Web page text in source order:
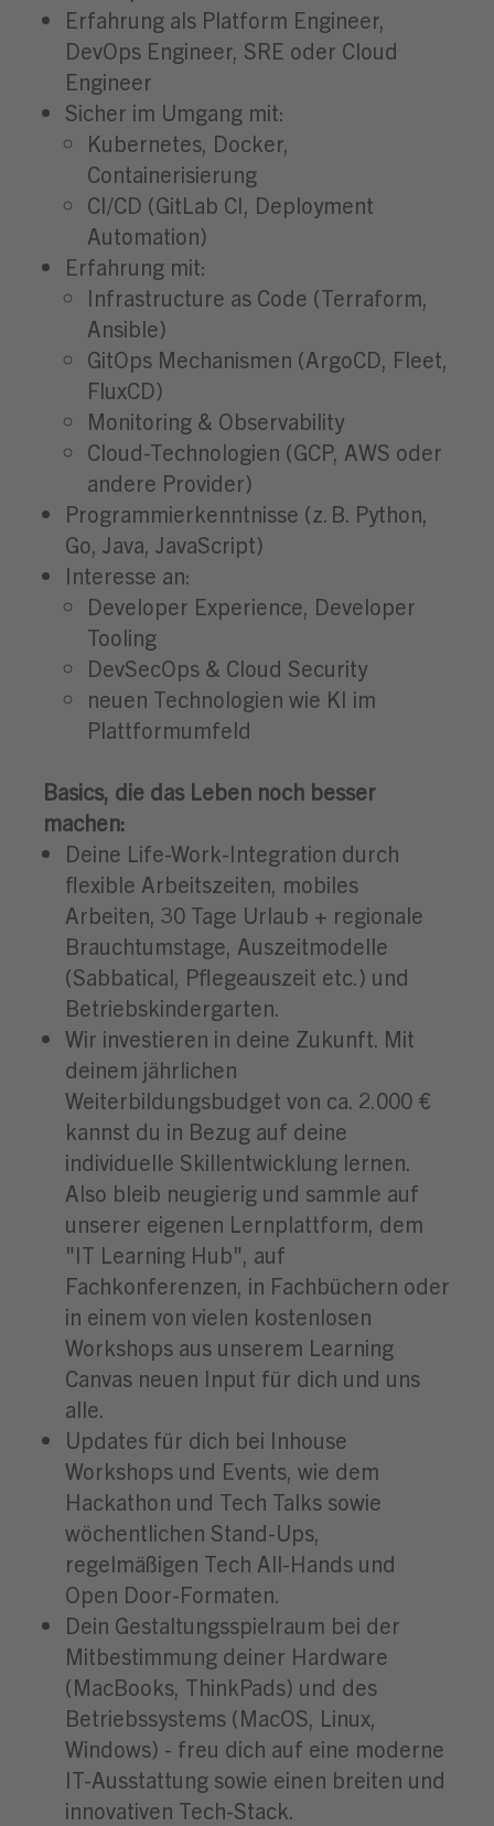
Erfahrung als Platform Engineer,
DevOps Engineer, SRE oder Cloud
Engineer
Sicher im Umgang mit:
Kubernetes, Docker,
Containerisierung
CI/CD (GitLab CI, Deployment
Automation)
Erfahrung mit:
Infrastructure as Code (Terraform,
Ansible)
GitOps Mechanismen (ArgoCD, Fleet,
FluxCD)
Monitoring & Observability
Cloud-Technologien (GCP, AWS oder
andere Provider)
Programmierkenntnisse (z. B. Python,
Go, Java, JavaScript)
Interesse an:
Developer Experience, Developer
Tooling
DevSecOps & Cloud Security
neuen Technologien wie KI im
Plattformumfeld
Basics, die das Leben noch besser
machen:
Deine Life-Work-Integration durch
flexible Arbeitszeiten, mobiles
Arbeiten, 30 Tage Urlaub + regionale
Brauchtumstage, Auszeitmodelle
(Sabbatical, Pflegeauszeit etc.) und
Betriebskindergarten.
Wir investieren in deine Zukunft. Mit
deinem jährlichen
Weiterbildungsbudget von ca. 2.000 €
kannst du in Bezug auf deine
individuelle Skillentwicklung lernen.
Also bleib neugierig und sammle auf
unserer eigenen Lernplattform, dem
"IT Learning Hub", auf
Fachkonferenzen, in Fachbüchern oder
in einem von vielen kostenlosen
Workshops aus unserem Learning
Canvas neuen Input für dich und uns
alle.
Updates für dich bei Inhouse
Workshops und Events, wie dem
Hackathon und Tech Talks sowie
wöchentlichen Stand-Ups,
regelmäßigen Tech All-Hands und
Open Door-Formaten.
Dein Gestaltungsspielraum bei der
Mitbestimmung deiner Hardware
(MacBooks, ThinkPads) und des
Betriebssystems (MacOS, Linux,
Windows) - freu dich auf eine moderne
IT-Ausstattung sowie einen breiten und
innovativen Tech-Stack.